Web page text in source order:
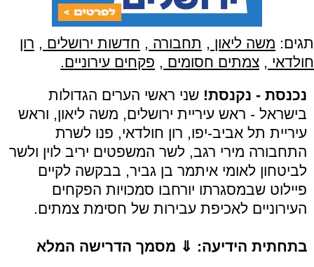
תגים: משה ליאון , תחבורה , חדשות ירושלים , רון
חולדאי , צמתים חסומים , פקחים עירוניים.
נכנסת - נקנסת! שני ראשי הערים הגדולות
בישראל - ראש עיריית ירושלים, משה ליאון, וראש
עיריית תל אביב-יפו, רון חולדאי, פנו לשרת
התחבורה מירי רגב, לשר המשפטים יריב לוין ולשר
לביטחון לאומי איתמר בן גביר, בבקשה לקיים
פיילוט שבמסגרתו יורחבו סמכויות הפקחים
העירוניים לאכיפת עבירות של חסימת צמתים.
בתחתית הידיעה: ⇓ מסמך הדרישה המלא